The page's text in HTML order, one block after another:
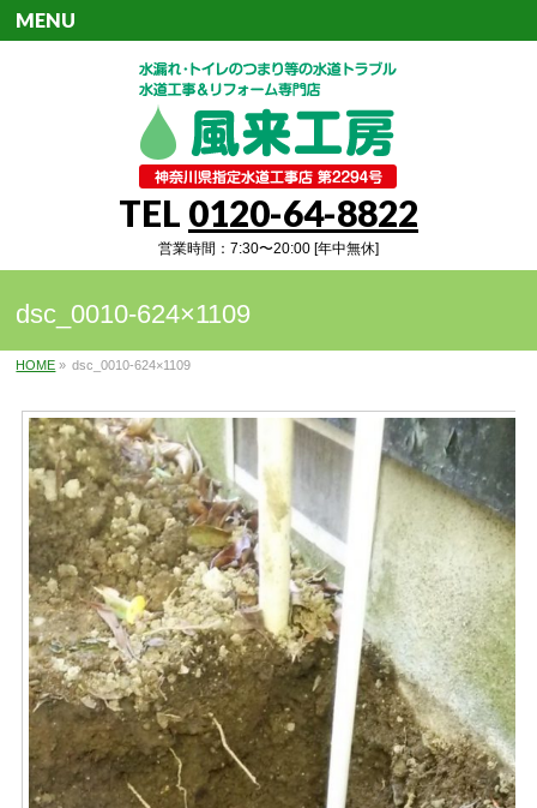
TEL 0120-64-8822
営業時間：7:30〜20:00 [年中無休]
MENU
dsc_0010-624×1109
HOME » dsc_0010-624×1109